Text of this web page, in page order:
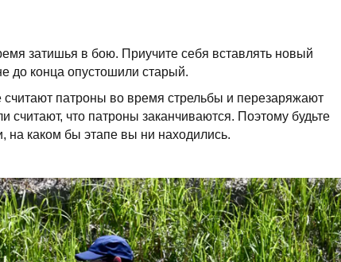
затишья в бою. Приучите себя вставлять новый
до конца опустошили старый.
патроны во время стрельбы и перезаряжают
что патроны заканчиваются. Поэтому будьте
на каком бы этапе вы ни находились.